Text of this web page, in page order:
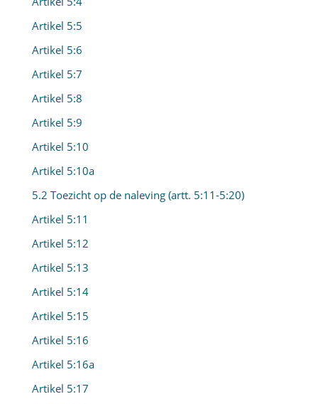
Artikel 5:5
Artikel 5:6
Artikel 5:7
Artikel 5:8
Artikel 5:9
Artikel 5:10
Artikel 5:10a
5.2 Toezicht op de naleving (artt. 5:11-5:20)
Artikel 5:11
Artikel 5:12
Artikel 5:13
Artikel 5:14
Artikel 5:15
Artikel 5:16
Artikel 5:16a
Artikel 5:17